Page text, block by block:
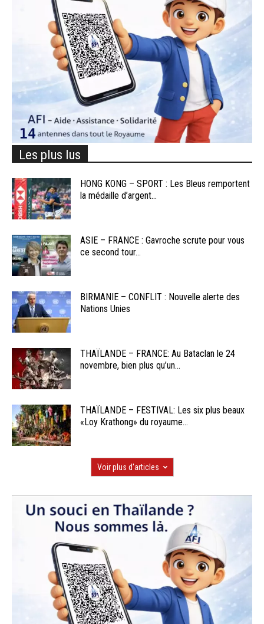
Les plus lus
HONG KONG – SPORT : Les Bleus remportent
la médaille d’argent...
ASIE – FRANCE : Gavroche scrute pour vous
ce second tour...
BIRMANIE – CONFLIT : Nouvelle alerte des
Nations Unies
THAÏLANDE – FRANCE: Au Bataclan le 24
novembre, bien plus qu’un...
THAÏLANDE – FESTIVAL: Les six plus beaux
«Loy Krathong» du royaume...
Voir plus d'articles